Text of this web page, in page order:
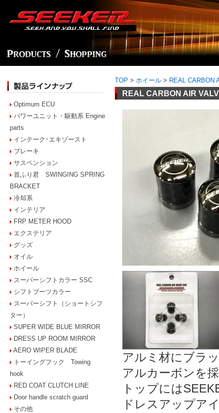
Optimum ECU
パワーユニット・駆動系 Engine
parts
インテーク･エキゾースト
ブレーキ
サスペンション
首ふり君 SWINGING SPRING
BRACKET
冷却系
インテリア
FRP METER HOOD
エクステリア
グッズ
オイル
ホイール
スーパーシフトカラー SSC
シフトブーツカラー
スーパーシフト（ショートシフ
ター）
SUPER WIDE BLUE MIRROR
DRESS UP ROOM MIRROR
AERO WIPER BLADE
トーイングフック Towing
hook
RED COAT CLUTCH LINE
Door handle scratch guard
その他
TOP > ホイール > REAL CARBON
REAL CARBON AIR
アルミ材にブラ
アルカーボンを
トップには
ドレスアップア